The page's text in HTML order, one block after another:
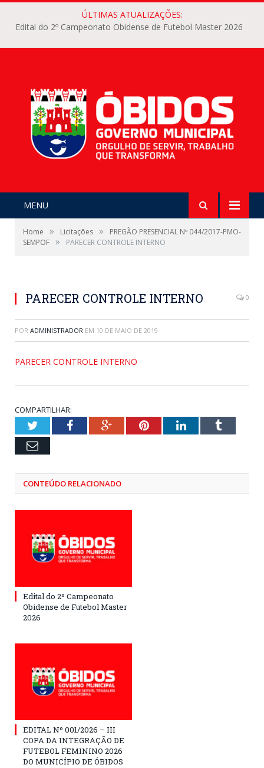
ÚLTIMAS ATUALIZAÇÕES:
Edital do 2º Campeonato Obidense de Futebol Master 2026
MENU
Home » Licitações »
PREGÃO PRESENCIAL Nº 044/2017-PMO-
SEMPOF » PARECER CONTROLE INTERNO
PARECER CONTROLE INTERNO 0
POR ADMINISTRADOR EM 10 DE MAIO DE 2019
PARECER CONTROLE INTERNO
COMPARTILHAR:
TwitterFacebookGoogle+PinterestLinkedInTumblr
Email
CONTEÚDO RELACIONADO
Edital do 2º Campeonato
Obidense de Futebol Master
2026
EDITAL Nº 001/2026 – III
COPA DA INTEGRAÇÃO DE
FUTEBOL FEMININO 2026
DO MUNICÍPIO DE ÓBIDOS